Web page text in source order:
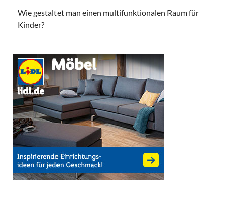
Wie gestaltet man einen multifunktionalen Raum für
Kinder?